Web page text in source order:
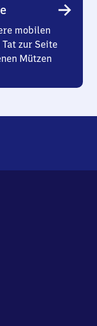
mobilen
zur Seite
Mützen